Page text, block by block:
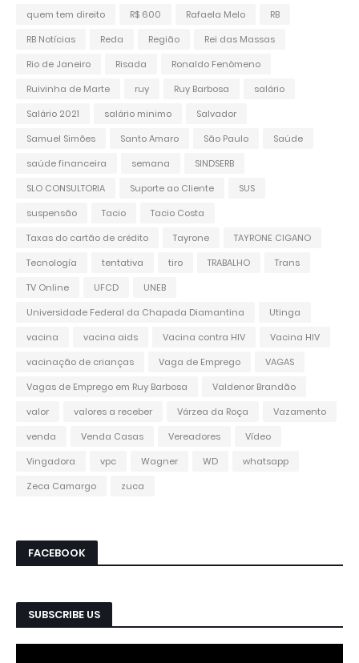
quem tem direito
R$ 600 Rafaela Melo
RB
RB Notícias
Reda Região
Rei das Massas
Rio de Janeiro
Risada
Ronaldo Fenômeno
Ruivinha de Marte
ruy Ruy Barbosa
salário
Salário 2021
salário minimo
Salvador
Samuel Simões
Santo Amaro São Paulo
Saúde
saúde financeira
semana
SINDSERB
SLO CONSULTORIA
Suporte ao Cliente
SUS
suspensão
Tacio
Tacio Costa
Taxas do cartão de crédito
Tayrone
TAYRONE CIGANO
Tecnología
tentativa tiro TRABALHO
Trans
TV Online
UFCD
UNEB
Universidade Federal da Chapada Diamantina
Utinga
vacina
vacina aids Vacina contra HIV
Vacina HIV
vacinação de crianças
Vaga de Emprego
VAGAS
Vagas de Emprego em Ruy Barbosa
Valdenor Brandão
valor
valores a receber Várzea da Roça
Vazamento
venda
Venda Casas Vereadores
Vídeo
Vingadora
vpc Wagner WD
whatsapp
Zeca Camargo
zuca
FACEBOOK
SUBSCRIBE US